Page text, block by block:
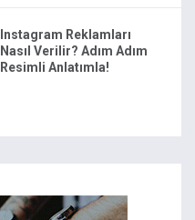
Instagram Reklamları
Nasıl Verilir? Adım Adım
Resimli Anlatımla!